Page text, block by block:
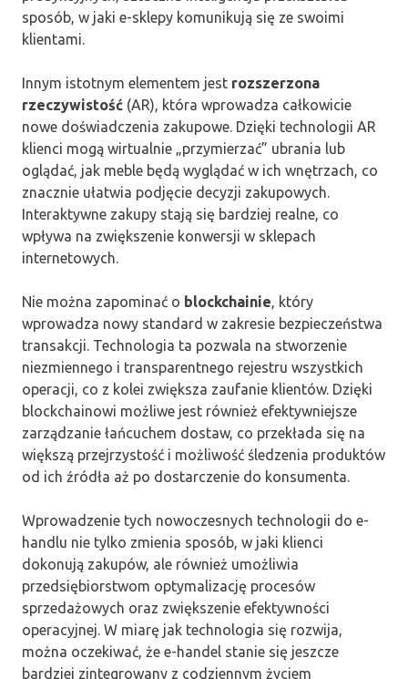
sposób, w jaki e-sklepy komunikują się ze swoimi
klientami.
Innym istotnym elementem jest rozszerzona
rzeczywistość (AR), która wprowadza całkowicie
nowe doświadczenia zakupowe. Dzięki technologii AR
klienci mogą wirtualnie „przymierzać” ubrania lub
oglądać, jak meble będą wyglądać w ich wnętrzach, co
znacznie ułatwia podjęcie decyzji zakupowych.
Interaktywne zakupy stają się bardziej realne, co
wpływa na zwiększenie konwersji w sklepach
internetowych.
Nie można zapominać o blockchainie, który
wprowadza nowy standard w zakresie bezpieczeństwa
transakcji. Technologia ta pozwala na stworzenie
niezmiennego i transparentnego rejestru wszystkich
operacji, co z kolei zwiększa zaufanie klientów. Dzięki
blockchainowi możliwe jest również efektywniejsze
zarządzanie łańcuchem dostaw, co przekłada się na
większą przejrzystość i możliwość śledzenia produktów
od ich źródła aż po dostarczenie do konsumenta.
Wprowadzenie tych nowoczesnych technologii do e-
handlu nie tylko zmienia sposób, w jaki klienci
dokonują zakupów, ale również umożliwia
przedsiębiorstwom optymalizację procesów
sprzedażowych oraz zwiększenie efektywności
operacyjnej. W miarę jak technologia się rozwija,
można oczekiwać, że e-handel stanie się jeszcze
bardziej zintegrowany z codziennym życiem